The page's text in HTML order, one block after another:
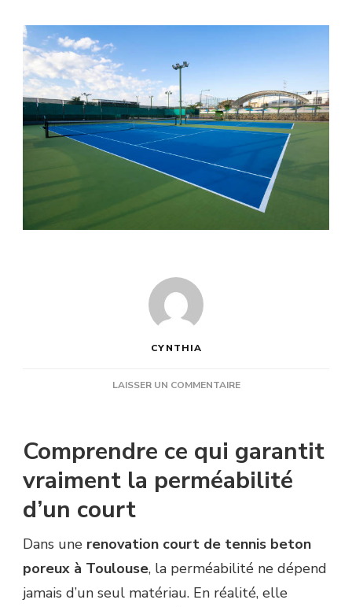
CYNTHIA
LAISSER UN COMMENTAIRESUR
UTILISÉS
PENDANT
UNE
TENNIS
BÉTON
À
Comprendre ce qui garantit
vraiment la perméabilité
d’un court
Dans une renovation court de tennis beton
poreux à Toulouse, la perméabilité ne dépend
jamais d’un seul matériau. En réalité, elle